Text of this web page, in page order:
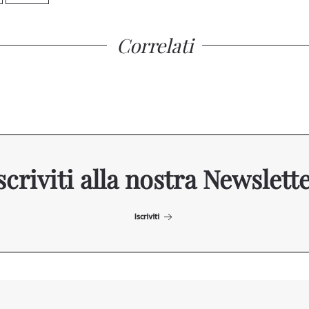
Correlati
alla nostra
Iscriviti